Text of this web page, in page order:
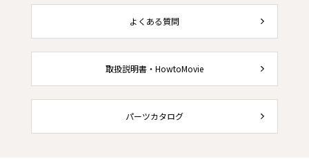
よくある質問
取扱説明書・HowtoMovie
パーツカタログ